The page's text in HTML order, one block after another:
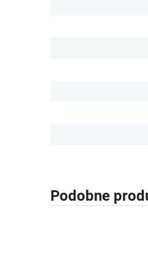
Podobne